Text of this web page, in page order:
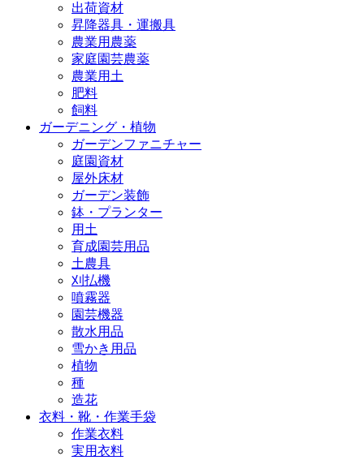
出荷資材
昇降器具・運搬具
農業用農薬
家庭園芸農薬
農業用土
肥料
飼料
ガーデニング・植物
ガーデンファニチャー
庭園資材
屋外床材
ガーデン装飾
鉢・プランター
用土
育成園芸用品
土農具
刈払機
噴霧器
園芸機器
散水用品
雪かき用品
植物
種
造花
衣料・靴・作業手袋
作業衣料
実用衣料